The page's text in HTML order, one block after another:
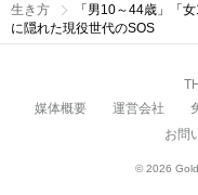
生き方
「男10～44歳」「
に隠れた現役世代のSOS
媒体概要
運営会社
お問
© 2026